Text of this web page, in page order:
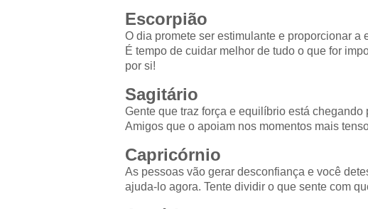
Escorpião
O dia promete ser estimulante e proporcionar
É tempo de cuidar melhor de tudo o que for
por si!
Sagitário
Gente que traz força e equilíbrio está
Amigos que o apoiam nos momentos mais
Capricórnio
As pessoas vão gerar desconfiança e você
ajuda-lo agora. Tente dividir o que sente com